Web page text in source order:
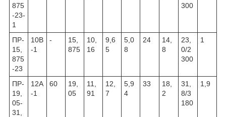
875
-23-
1
300
ПР-
15,
875
-23
10В
-1
-
15,
875
10,
16
9,6
5
5,0
8
24
14,
8
23,
0/2
300
1
ПР-
19,
05-
31,
12А
-1
60
19,
05
11,
91
12,
7
5,9
4
33
18,
2
31,
8/3
180
1,9